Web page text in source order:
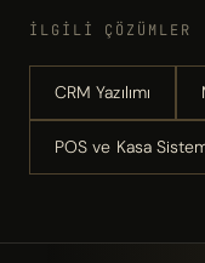
İLGILI ÇÖZÜMLER
CRM Yazılımı
POS ve Kasa